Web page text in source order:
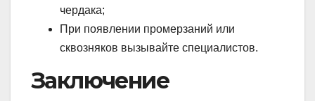
чердака;
При появлении промерзаний или
сквозняков вызывайте специалистов.
Заключение